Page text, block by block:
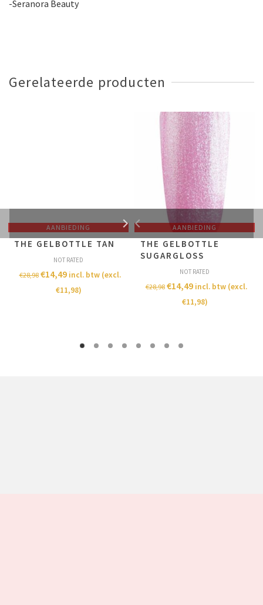
-Seranora Beauty
Gerelateerde producten
AANBIEDING
THE GELBOTTLE TAN
NOT RATED
€28,98 €14,49 incl. btw (excl.
€11,98)
AANBIEDING
THE GELBOTTLE
SUGARGLOSS
NOT RATED
€28,98 €14,49 incl. btw (excl.
€11,98)